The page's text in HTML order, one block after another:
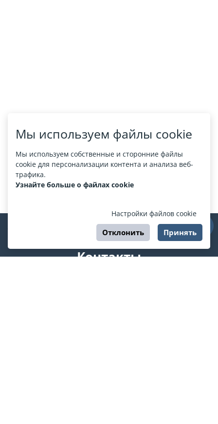
Мы используем файлы cookie
Мы используем собственные и сторонние файлы
cookie для персонализации контента и анализа веб-
трафика.
Узнайте больше о файлах cookie
Настройки файлов cookie
Отклонить Принять
Контакты